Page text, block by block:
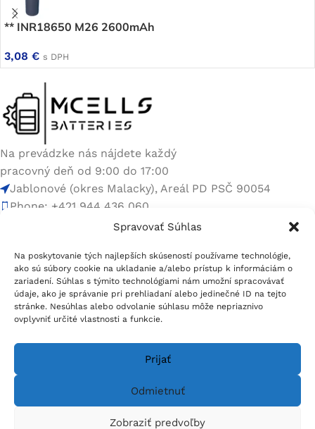
Spravovať Súhlas
Na poskytovanie tých najlepších skúseností používame technológie,
ako sú súbory cookie na ukladanie a/alebo prístup k informáciám o
zariadení. Súhlas s týmito technológiami nám umožní spracovávať
údaje, ako je správanie pri prehliadaní alebo jedinečné ID na tejto
stránke. Nesúhlas alebo odvolanie súhlasu môže nepriaznivo
ovplyvniť určité vlastnosti a funkcie.
Prijať
Odmietnuť
Zobraziť predvoľby
** INR18650 M26 2600mAh
3,08 € s DPH
Na prevádzke nás nájdete každý
pracovný deň od 9:00 do 17:00
Jablonové (okres Malacky), Areál PD PSČ 90054
Phone: +421 944 436 060
info@mcells.sk
Rýchle odkazy
Užitočné linky
Pätička menu
Sociálne siete: